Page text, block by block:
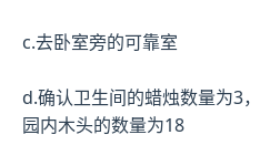
c.去卧室旁的可靠室
d.确认卫生间的蜡烛数量为3
园内木头的数量为18